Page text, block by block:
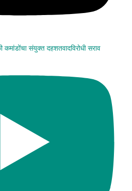
संयुक्त दहशतवादविरोधी सराव